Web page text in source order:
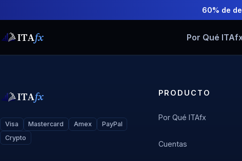
60% de
ITAfx Por Qué
ITAfx
Visa Mastercard Amex
PayPal
Crypto
PRODUCTO
Por Qué ITAfx
Cuentas